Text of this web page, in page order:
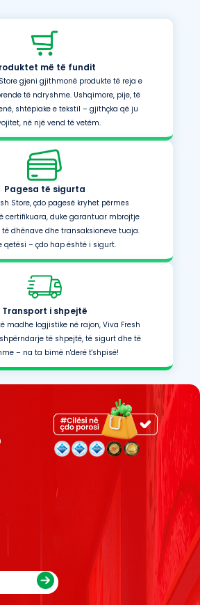
më të fundit
gjeni gjithmonë produkte të reja e
të ndryshme. Ushqimore, pije, të
shtëpiake e tekstil – gjithçka që ju
në një vend të vetëm.
Pagesa të sigurta
Store, çdo pagesë kryhet përmes
certifikuara, duke garantuar mbrojtje
dhënave dhe transaksioneve tuaja.
qetësi – çdo hap është i sigurt.
Transport i shpejtë
madhe logjistike në rajon, Viva Fresh
të shpejtë, të sigurt dhe të
– na ta bimë n'derë t'shpisë!